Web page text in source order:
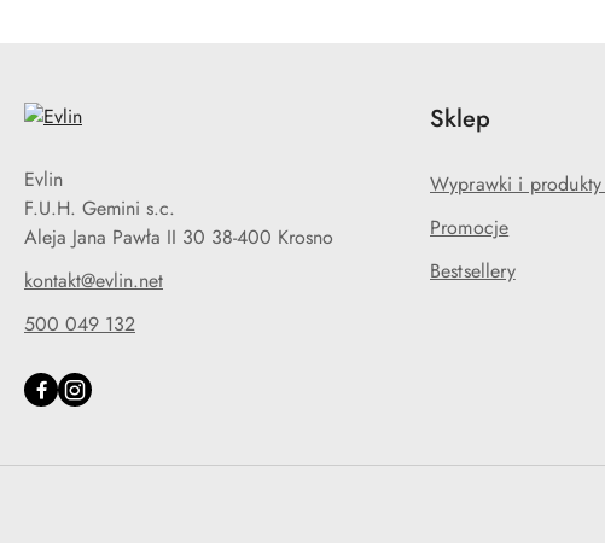
Evlin
F.U.H. Gemini s.c.
Aleja Jana Pawła II 30 38-400 Krosno
kontakt@evlin.net
500 049 132
Sklep
Wyprawki i
Promocje
Bestsellery